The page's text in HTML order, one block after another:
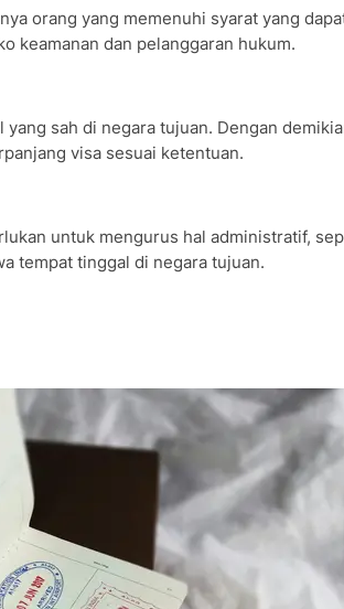
agen travel?
orang yang memenuhi syarat yang
keamanan dan pelanggaran hukum.
sah di negara tujuan. Dengan
visa sesuai ketentuan.
untuk mengurus hal administratif,
tempat tinggal di negara tujuan.